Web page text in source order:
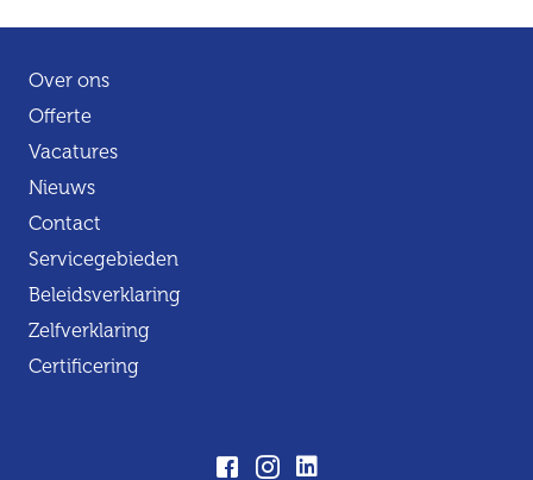
Over ons
Offerte
Vacatures
Nieuws
Contact
Servicegebieden
Beleidsverklaring
Zelfverklaring
Certificering